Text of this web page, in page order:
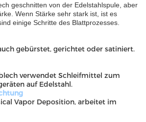
geschnitten von der Edelstahlspule, aber
Wenn Stärke sehr stark ist, ist es
einige Schritte des Blattprozesses.
gebürstet, gerichtet oder satiniert.
verwendet Schleifmittel zum
auf Edelstahl.
Vapor Deposition, arbeitet im